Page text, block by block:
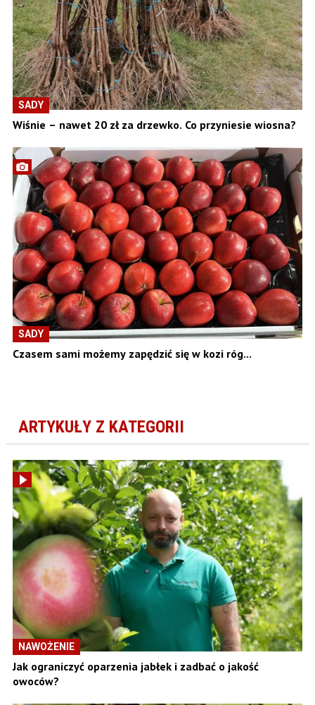
SADY
Wiśnie – nawet 20 zł za drzewko. Co przyniesie wiosna?
SADY
Czasem sami możemy zapędzić się w kozi róg...
ARTYKUŁY Z KATEGORII
NAWOŻENIE
Jak ograniczyć oparzenia jabłek i zadbać o jakość
owoców?